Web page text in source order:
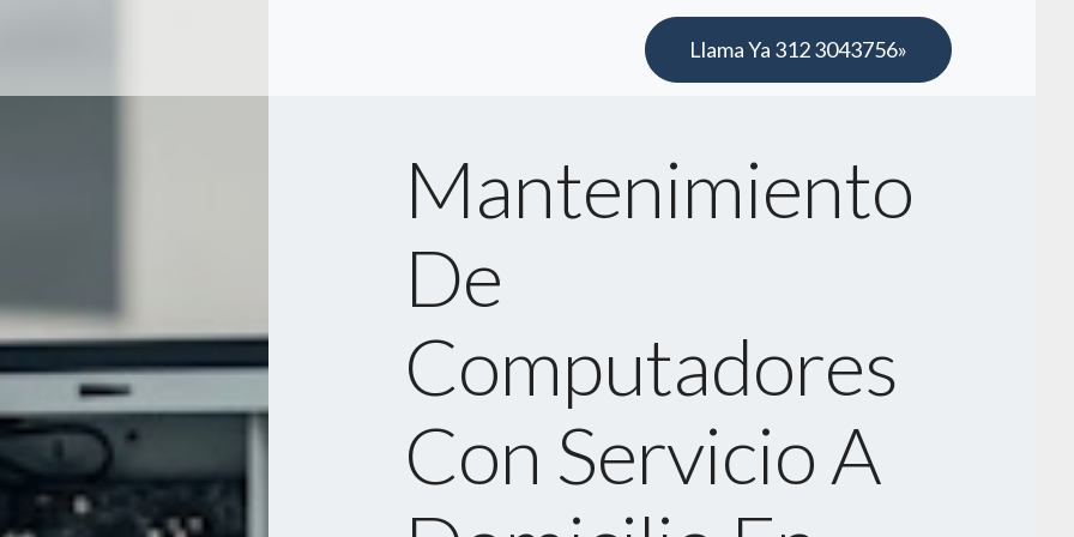
Llama Ya 312 3043756»
Mantenimiento
De
Computadores
Con Servicio A